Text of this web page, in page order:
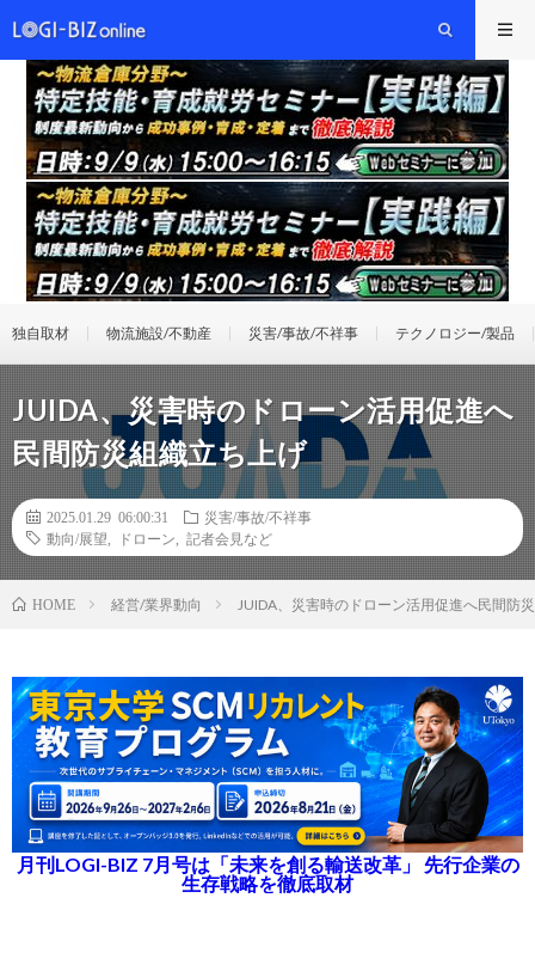
独自取材 物流施設/不動産 災害/事故/不祥事 テクノロジー/製品
JUIDA、災害時のドローン活用促進へ
民間防災組織立ち上げ
2025.01.29 06:00:31
災害/事故/不祥事
動向/展望
ドローン 記者会見など
HOME 経営/業界動向 JUIDA、災害時のドローン活用促進へ民間防
月刊LOGI-BIZ 7月号は「未来を創る輸送改革」 先行企業の
生存戦略を徹底取材